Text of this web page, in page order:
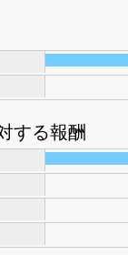
する報酬